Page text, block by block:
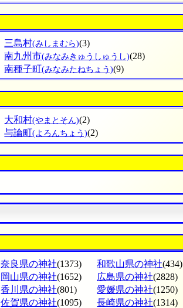
三島村(みしまむら)(3)
南九州市(みなみきゅうしゅうし)(28)
南種子町(みなみたねちょう)(9)
大和村(やまとそん)(2)
与論町(よろんちょう)(2)
奈良県の神社(1373) 和歌山県の神社(434)
岡山県の神社(1652) 広島県の神社(2828)
香川県の神社(801) 愛媛県の神社(1250)
佐賀県の神社(1095) 長崎県の神社(1314)